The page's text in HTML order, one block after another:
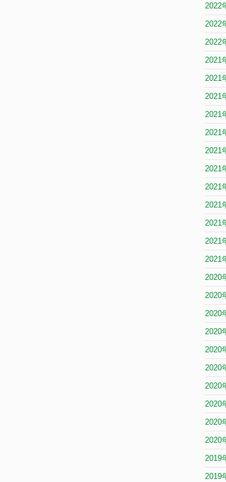
2022
2022
2022
2021
2021
2021
2021
2021
2021
2021
2021
2021
2021
2021
2021
2020
2020
2020
2020
2020
2020
2020
2020
2020
2020
2019
2019